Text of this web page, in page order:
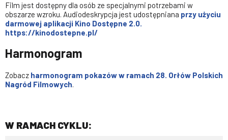
Film jest dostępny dla osób ze specjalnymi potrzebami w
obszarze wzroku. Audiodeskrypcja jest udostępniana przy użyciu
darmowej aplikacji Kino Dostępne 2.0.
https://kinodostepne.pl/
Harmonogram
Zobacz harmonogram pokazów w ramach 28. Orłów Polskich
Nagród Filmowych.
W RAMACH CYKLU: